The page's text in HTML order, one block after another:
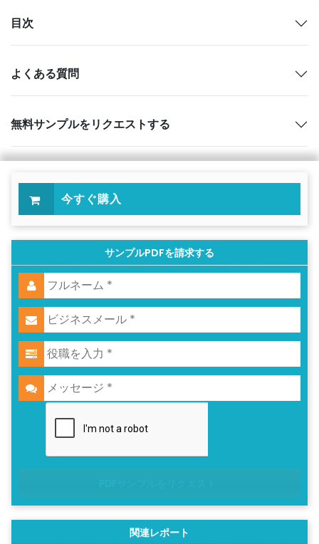
目次
よくある質問
無料サンプルをリクエストする
今すぐ購入
サンプルPDFを請求する
関連レポート